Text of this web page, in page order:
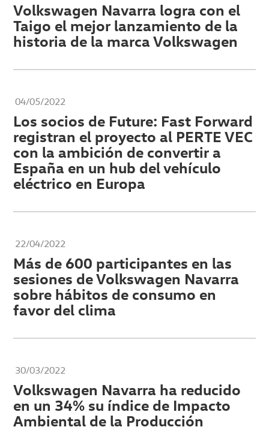
Volkswagen Navarra logra con el
Taigo el mejor lanzamiento de la
historia de la marca Volkswagen
04/05/2022
Los socios de Future: Fast Forward
registran el proyecto al PERTE VEC
con la ambición de convertir a
España en un hub del vehículo
eléctrico en Europa
22/04/2022
Más de 600 participantes en las
sesiones de Volkswagen Navarra
sobre hábitos de consumo en
favor del clima
30/03/2022
Volkswagen Navarra ha reducido
en un 34% su índice de Impacto
Ambiental de la Producción